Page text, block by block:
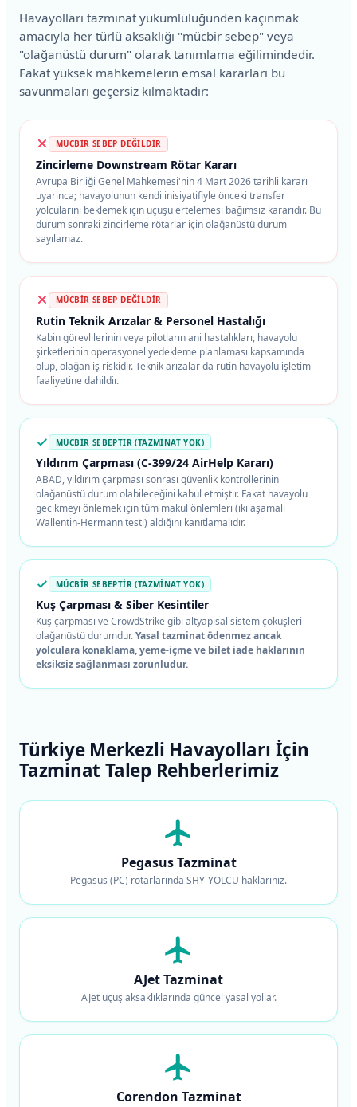
Havayolları tazminat yükümlülüğünden kaçınmak
amacıyla her türlü aksaklığı "mücbir sebep" veya
"olağanüstü durum" olarak tanımlama eğilimindedir.
Fakat yüksek mahkemelerin emsal kararları bu
savunmaları geçersiz kılmaktadır:
MÜCBİR SEBEP DEĞİLDİR
Zincirleme Downstream Rötar Kararı
Avrupa Birliği Genel Mahkemesi'nin 4 Mart 2026 tarihli kararı
uyarınca; havayolunun kendi inisiyatifiyle önceki transfer
yolcularını beklemek için uçuşu ertelemesi bağımsız kararıdır. Bu
durum sonraki zincirleme rötarlar için olağanüstü durum
sayılamaz.
MÜCBİR SEBEP DEĞİLDİR
Rutin Teknik Arızalar & Personel Hastalığı
Kabin görevlilerinin veya pilotların ani hastalıkları, havayolu
şirketlerinin operasyonel yedekleme planlaması kapsamında
olup, olağan iş riskidir. Teknik arızalar da rutin havayolu işletim
faaliyetine dahildir.
MÜCBİR SEBEPTİR (TAZMINAT YOK)
Yıldırım Çarpması (C-399/24 AirHelp Kararı)
ABAD, yıldırım çarpması sonrası güvenlik kontrollerinin
olağanüstü durum olabileceğini kabul etmiştir. Fakat havayolu
gecikmeyi önlemek için tüm makul önlemleri (iki aşamalı
Wallentin-Hermann testi) aldığını kanıtlamalıdır.
MÜCBİR SEBEPTİR (TAZMINAT YOK)
Kuş Çarpması & Siber Kesintiler
Kuş çarpması ve CrowdStrike gibi altyapısal sistem çöküşleri
olağanüstü durumdur.Yasal tazminat ödenmez ancak
yolculara konaklama, yeme-içme ve bilet iade haklarının
eksiksiz sağlanması zorunludur.
Türkiye Merkezli Havayolları İçin
Tazminat Talep Rehberlerimiz
Pegasus Tazminat
Pegasus (PC) rötarlarında SHY-YOLCU haklarınız.
AJet Tazminat
AJet uçuş aksaklıklarında güncel yasal yollar.
Corendon Tazminat